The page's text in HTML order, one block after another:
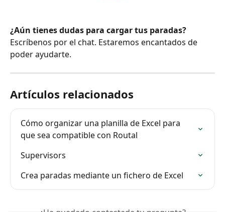
¿Aún tienes dudas para cargar tus paradas?
Escríbenos por el chat. Estaremos encantados de
poder ayudarte.
Artículos relacionados
Cómo organizar una planilla de Excel para
que sea compatible con Routal
Supervisors
Crea paradas mediante un fichero de Excel